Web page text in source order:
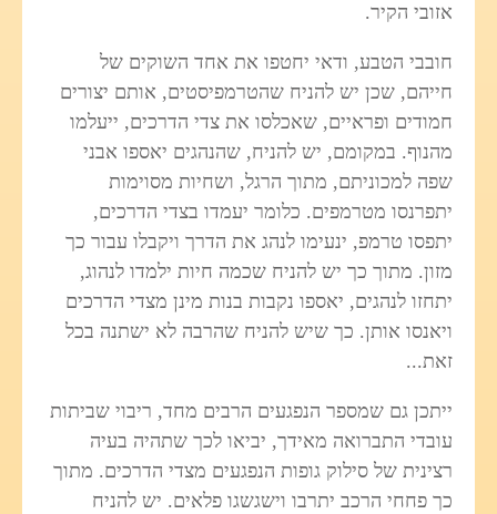
אזובי הקיר.
חובבי הטבע, ודאי יחטפו את אחד השוקים של
חייהם, שכן יש להניח שהטרמפיסטים, אותם יצורים
חמודים ופראיים, שאכלסו את צדי הדרכים, ייעלמו
מהנוף. במקומם, יש להניח, שהנהגים יאספו אבני
שפה למכוניתם, מתוך הרגל, ושחיות מסוימות
יתפרנסו מטרמפים. כלומר יעמדו בצדי הדרכים,
יתפסו טרמפ, ינעימו לנהג את הדרך ויקבלו עבור כך
מזון. מתוך כך יש להניח שכמה חיות ילמדו לנהוג,
יתחזו לנהגים, יאספו נקבות בנות מינן מצדי הדרכים
ויאנסו אותן. כך שיש להניח שהרבה לא ישתנה בכל
זאת...
ייתכן גם שמספר הנפגעים הרבים מחד, ריבוי שביתות
עובדי התברואה מאידך, יביאו לכך שתהיה בעיה
רצינית של סילוק גופות הנפגעים מצדי הדרכים. מתוך
כך פחחי הרכב יתרבו וישגשגו פלאים. יש להניח